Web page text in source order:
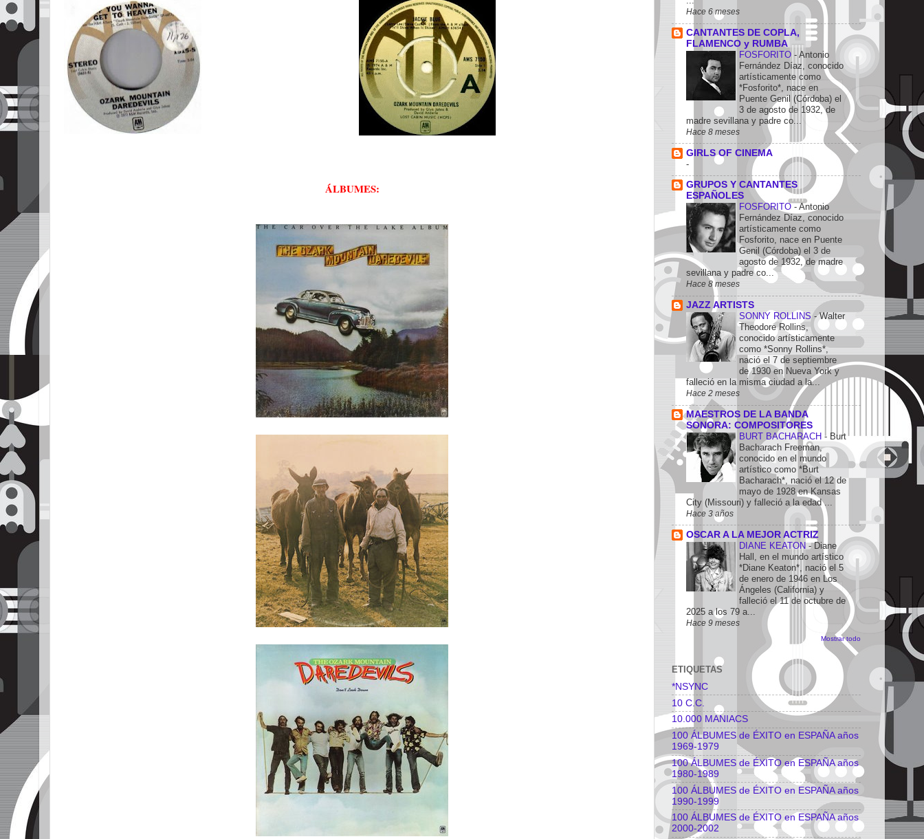
ÁLBUMES:
Hace 6 meses
CANTANTES DE COPLA,
FLAMENCO y RUMBA
FOSFORITO - Antonio
Fernández Díaz, conocido
artísticamente como
*Fosforito*, nace en
Puente Genil (Córdoba) el
3 de agosto de 1932, de
madre sevillana y padre co...
Hace 8 meses
GIRLS OF CINEMA
-
GRUPOS Y CANTANTES
ESPAÑOLES
FOSFORITO-Antonio
Fernández Díaz, conocido
artísticamente como
Fosforito, nace en Puente
Genil (Córdoba) el 3 de
agosto de 1932, de madre
sevillana y padre co...
Hace 8 meses
JAZZ ARTISTS
SONNY ROLLINS-Walter
Theodore Rollins,
conocido artísticamente
como *Sonny Rollins*,
nació el 7 de septiembre
de 1930 en Nueva York y
falleció en la misma ciudad a la...
Hace 2 meses
MAESTROS DE LA BANDA
SONORA: COMPOSITORES
BURT BACHARACH - Burt
Bacharach Freeman,
conocido en el mundo
artístico como *Burt
Bacharach*, nació el 12 de
mayo de 1928 en Kansas
City (Missouri) y falleció a la edad ...
Hace 3 años
OSCAR A LA MEJOR ACTRIZ
DIANE KEATON-Diane
Hall, en el mundo artístico
*Diane Keaton*, nació el 5
de enero de 1946 en Los
Ángeles (California) y
falleció el 11 de octubre de
2025 a los 79 a...
Hace 9 meses
Mostrar todo
ETIQUETAS
*NSYNC
10 C.C.
10.000 MANIACS
100 ÁLBUMES de ÉXITO en ESPAÑA años
1969-1979
100 ÁLBUMES de ÉXITO en ESPAÑA años
1980-1989
100 ÁLBUMES de ÉXITO en ESPAÑA años
1990-1999
100 ÁLBUMES de ÉXITO en ESPAÑA años
2000-2002